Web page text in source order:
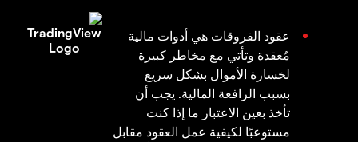
عقود الفروقات هي أدوات مالية
مُعقدة وتأتي مع مخاطر كبيرة
لخسارة الأموال بشكل سريع
بسبب الرافعة المالية. يجب أن
تأخذ بعين الاعتبار ما إذا كنت
مستوعبًا لكيفية عمل العقود مقابل